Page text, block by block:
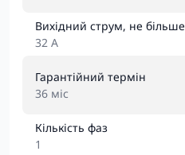
Вихідний струм, не більше
32 А
Гарантійний термін
36 міс
Кількість фаз
1